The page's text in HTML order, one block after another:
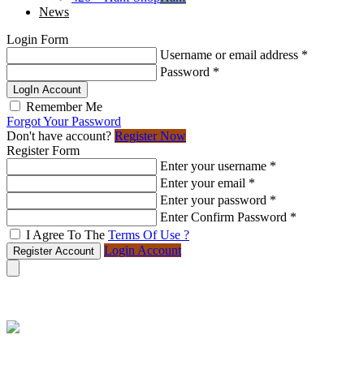
News
Login Form
Username or email address *
Password *
LogIn Account
Remember Me
Forgot Your Password
Don't have account? Register Now
Register Form
Enter your username *
Enter your email *
Enter your password *
Enter Confirm Password *
I Agree To The Terms Of Use ?
Register Account Login Account
Skip